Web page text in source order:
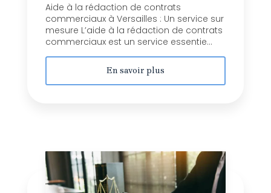
Aide à la rédaction de contrats
commerciaux à Versailles : Un service sur
mesure L’aide à la rédaction de contrats
commerciaux est un service essentie...
En savoir plus